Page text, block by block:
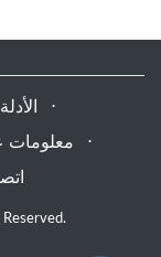
⋅
معلومات
⋅